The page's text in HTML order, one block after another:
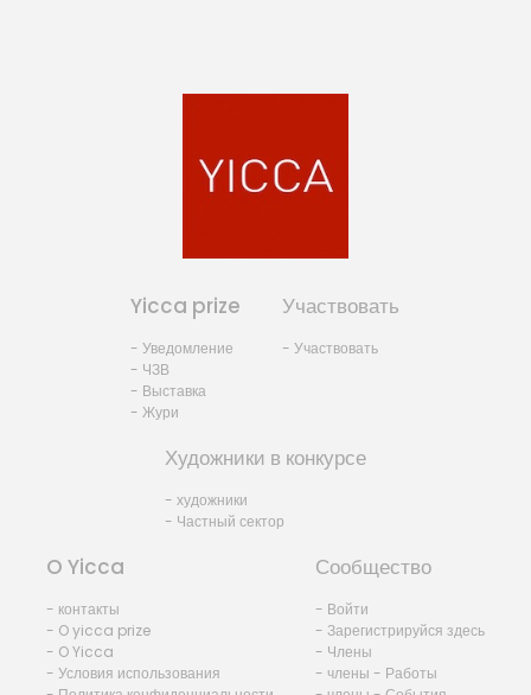
Yicca prize
- Уведомление
- ЧЗВ
- Выставка
- Жури
Участвовать
- Участвовать
Художники в конкурсе
- художники
- Частный сектор
O Yicca
- контакты
- O yicca prize
- O Yicca
- Условия использования
Сообщество
- Войти
- Зарегистрируйся здесь
- Члены
- члены - Работы